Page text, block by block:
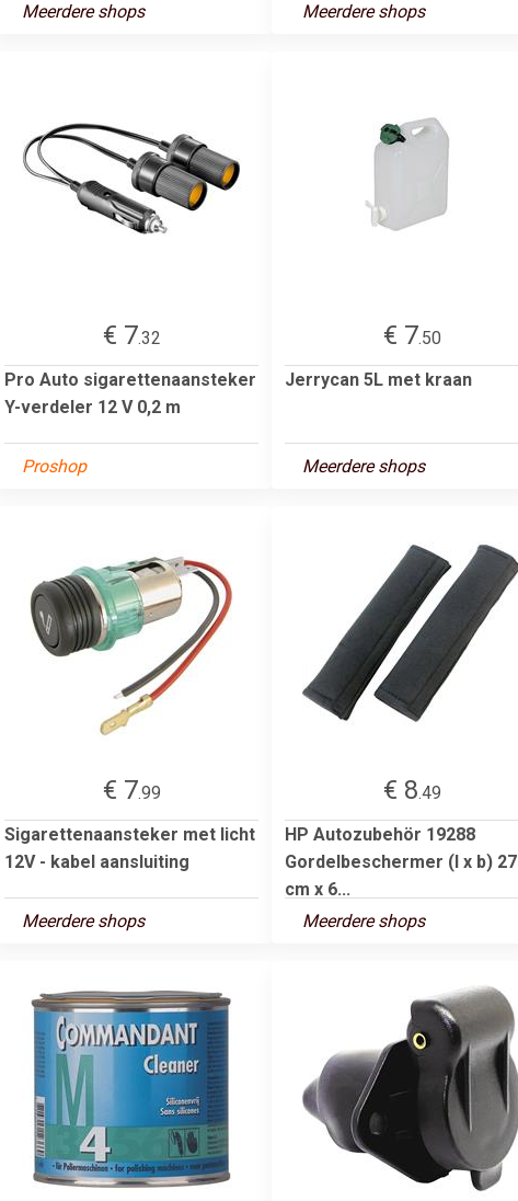
Meerdere shops
Meerdere shops
€ 7.32
Pro Auto sigarettenaansteker
Y-verdeler 12 V 0,2 m
Proshop
€ 7.50
Jerrycan 5L met kraan
Meerdere shops
€ 7.99
Sigarettenaansteker met licht
12V - kabel aansluiting
Meerdere shops
€ 8.49
HP Autozubehör 19288
Gordelbeschermer (l x b) 27
cm x 6...
Meerdere shops